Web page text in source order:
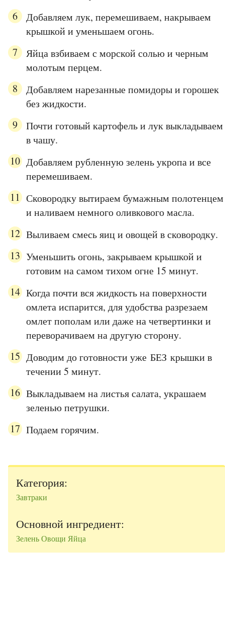
Добавляем лук, перемешиваем, накрываем
крышкой и уменьшаем огонь.
Яйца взбиваем с морской солью и черным
молотым перцем.
Добавляем нарезанные помидоры и горошек
без жидкости.
Почти готовый картофель и лук выкладываем
в чашу.
Добавляем рубленную зелень укропа и все
перемешиваем.
Сковородку вытираем бумажным полотенцем
и наливаем немного оливкового масла.
Выливаем смесь яиц и овощей в сковородку.
Уменьшить огонь, закрываем крышкой и
готовим на самом тихом огне 15 минут.
Когда почти вся жидкость на поверхности
омлета испарится, для удобства разрезаем
омлет пополам или даже на четвертинки и
переворачиваем на другую сторону.
Доводим до готовности уже БЕЗ крышки в
течении 5 минут.
Выкладываем на листья салата, украшаем
зеленью петрушки.
Подаем горячим.
Категория:
Завтраки
Основной ингредиент:
ЗеленьОвощи Яйца